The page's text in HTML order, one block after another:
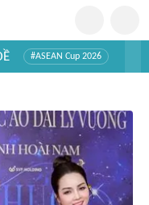
#ASEAN Cup 2026